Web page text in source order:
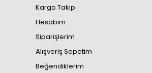
Kargo Takip
Hesabım
Siparişlerim
Alışveriş Sepetim
Beğendiklerim